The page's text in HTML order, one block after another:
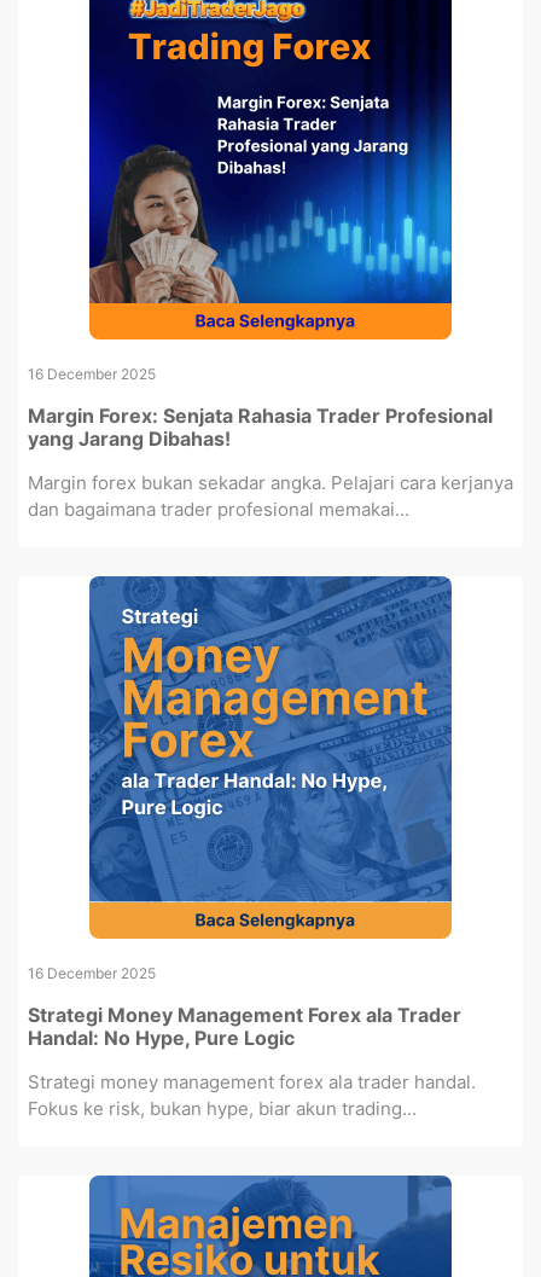
16 December 2025
Margin Forex: Senjata Rahasia Trader Profesional
yang Jarang Dibahas!
Margin forex bukan sekadar angka. Pelajari cara kerjanya
dan bagaimana trader profesional memakai...
16 December 2025
Strategi Money Management Forex ala Trader
Handal: No Hype, Pure Logic
Strategi money management forex ala trader handal.
Fokus ke risk, bukan hype, biar akun trading...